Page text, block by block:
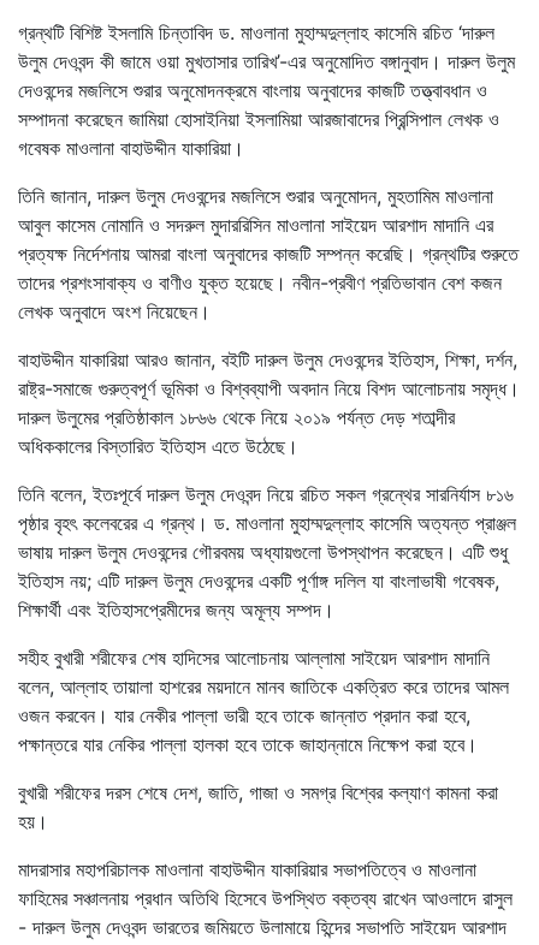
গ্রন্থটি বিশিষ্ট ইসলামি চিন্তাবিদ ড. মাওলানা মুহাম্মদুল্লাহ কাসেমি রচিত ‘দারুল
উলুম দেওবন্দ কী জামে ওয়া মুখতাসার তারিখ’-এর অনুমোদিত বঙ্গানুবাদ। দারুল উলুম
দেওবন্দের মজলিসে শুরার অনুমোদনক্রমে বাংলায় অনুবাদের কাজটি তত্ত্বাবধান ও
সম্পাদনা করেছেন জামিয়া হোসাইনিয়া ইসলামিয়া আরজাবাদের প্রিন্সিপাল লেখক ও
গবেষক মাওলানা বাহাউদ্দীন যাকারিয়া।
তিনি জানান, দারুল উলুম দেওবন্দের মজলিসে শুরার অনুমোদন, মুহতামিম মাওলানা
আবুল কাসেম নোমানি ও সদরুল মুদাররিসিন মাওলানা সাইয়েদ আরশাদ মাদানি এর
প্রত্যক্ষ নির্দেশনায় আমরা বাংলা অনুবাদের কাজটি সম্পন্ন করেছি। গ্রন্থটির শুরুতে
তাদের প্রশংসাবাক্য ও বাণীও যুক্ত হয়েছে। নবীন-প্রবীণ প্রতিভাবান বেশ কজন
লেখক অনুবাদে অংশ নিয়েছেন।
বাহাউদ্দীন যাকারিয়া আরও জানান, বইটি দারুল উলুম দেওবন্দের ইতিহাস, শিক্ষা, দর্শন,
রাষ্ট্র-সমাজে গুরুত্বপূর্ণ ভূমিকা ও বিশ্বব্যাপী অবদান নিয়ে বিশদ আলোচনায় সমৃদ্ধ।
দারুল উলুমের প্রতিষ্ঠাকাল ১৮৬৬ থেকে নিয়ে ২০১৯ পর্যন্ত দেড় শতাব্দীর
অধিককালের বিস্তারিত ইতিহাস এতে উঠেছে।
তিনি বলেন, ইতঃপূর্বে দারুল উলুম দেওবন্দ নিয়ে রচিত সকল গ্রন্থের সারনির্যাস ৮১৬
পৃষ্ঠার বৃহৎ কলেবরের এ গ্রন্থ। ড. মাওলানা মুহাম্মদুল্লাহ কাসেমি অত্যন্ত প্রাঞ্জল
ভাষায় দারুল উলুম দেওবন্দের গৌরবময় অধ্যায়গুলো উপস্থাপন করেছেন। এটি শুধু
ইতিহাস নয়; এটি দারুল উলুম দেওবন্দের একটি পূর্ণাঙ্গ দলিল যা বাংলাভাষী গবেষক,
শিক্ষার্থী এবং ইতিহাসপ্রেমীদের জন্য অমূল্য সম্পদ।
সহীহ বুখারী শরীফের শেষ হাদিসের আলোচনায় আল্লামা সাইয়েদ আরশাদ মাদানি
বলেন, আল্লাহ তায়ালা হাশরের ময়দানে মানব জাতিকে একত্রিত করে তাদের আমল
ওজন করবেন। যার নেকীর পাল্লা ভারী হবে তাকে জান্নাত প্রদান করা হবে,
পক্ষান্তরে যার নেকির পাল্লা হালকা হবে তাকে জাহান্নামে নিক্ষেপ করা হবে।
বুখারী শরীফের দরস শেষে দেশ, জাতি, গাজা ও সমগ্র বিশ্বের কল্যাণ কামনা করা
হয়।
মাদরাসার মহাপরিচালক মাওলানা বাহাউদ্দীন যাকারিয়ার সভাপতিত্বে ও মাওলানা
ফাহিমের সঞ্চালনায় প্রধান অতিথি হিসেবে উপস্থিত বক্তব্য রাখেন আওলাদে রাসুল
- দারুল উলুম দেওবন্দ ভারতের জমিয়তে উলামায়ে হিন্দের সভাপতি সাইয়েদ আরশাদ